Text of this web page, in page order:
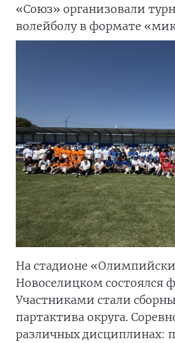
«Союз» организовали
волейболу в формате
На стадионе
Новоселицком состоялся
Участниками стали
партактива округа.
различных дисциплинах: